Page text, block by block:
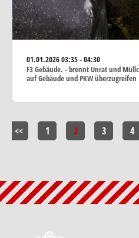
01.01.202603:35 - 04:30
F3 Gebäude. - brennt Unrat und
auf Gebäude und PKW überzugreifen
<< 1 2 3 4